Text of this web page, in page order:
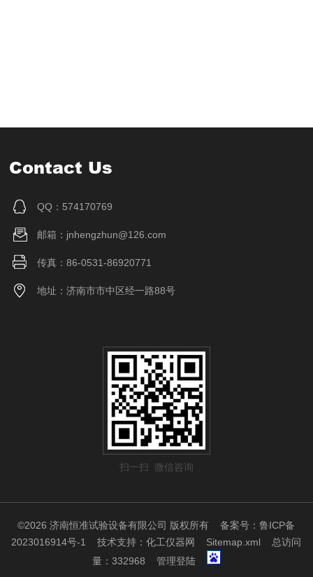
Contact Us
QQ：574170769
邮箱：jnhengzhun@126.com
传真：86-0531-86920771
地址：济南市市中区经一路88号
扫一扫 微信咨询
©2026 济南恒准试验设备有限公司 版权所有备案号：鲁ICP备
2023016914号-1
技术支持：化工仪器网 Sitemap.xml 总访问
量：332968 管理登陆